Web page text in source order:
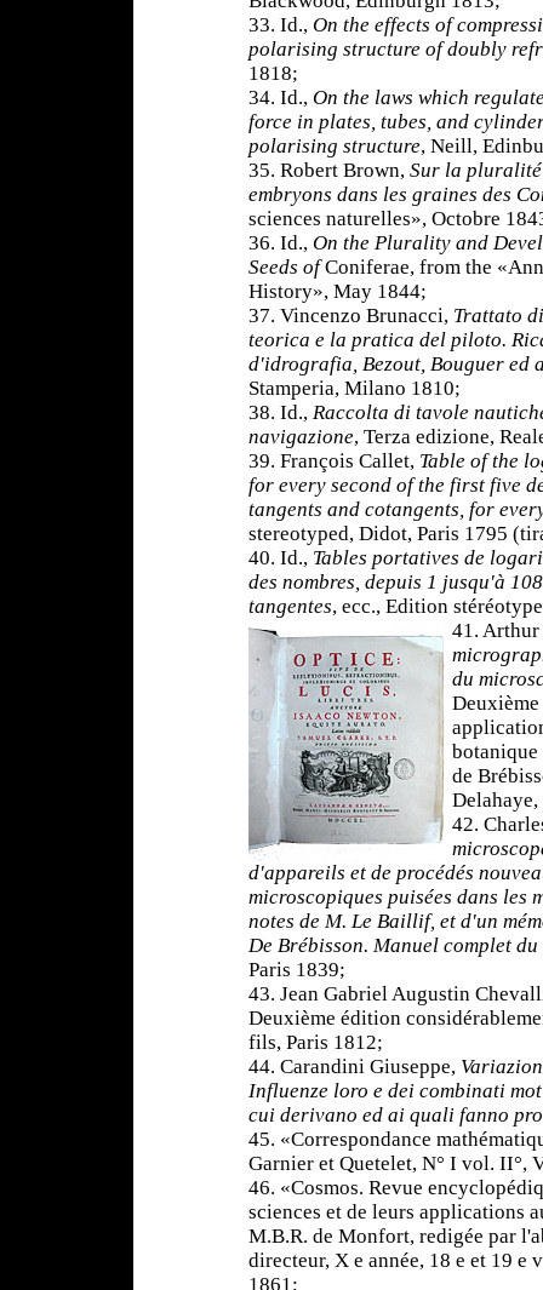
33. Id., On the effects of
polarising structure of doubly
1818;
34. Id., On the laws which
force in plates, tubes, and
polarising structure, Neill,
35. Robert Brown, Sur la pluralité
embryons dans les graines des
sciences naturelles», Octobre
36. Id., On the Plurality and
Seeds ofConiferae, from the
History», May 1844;
37. Vincenzo Brunacci, Trattato
teorica e la pratica del piloto.
d'idrografia, Bezout, Bouguer ed
Stamperia, Milano 1810;
38. Id., Raccolta di tavole
navigazione, Terza edizione,
39. François Callet, Table of the
for every second of the first five
tangents and cotangents, for
stereotyped, Didot, Paris 1795
40. Id., Tables portatives de
des nombres, depuis 1 jusqu'à
tangentes, ecc., Edition
41.
du
de
42.
d'appareils et de procédés
microscopiques puisées dans les
notes de M. Le Baillif, et d'un
De Brébisson. Manuel complet
Paris 1839;
43. Jean Gabriel Augustin
Deuxième édition
fils, Paris 1812;
44. Carandini Giuseppe,
Influenze loro e dei combinati
cui derivano ed ai quali fanno
45. «Correspondance
Garnier et Quetelet, N° I vol. II°,
46. «Cosmos. Revue
sciences et de leurs applications
M.B.R. de Monfort, redigée par
directeur, X e année, 18 e et 19 e
1861;